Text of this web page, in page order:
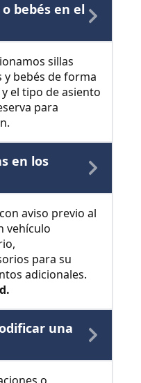
bebés en el
sillas
bebés de forma
el tipo de asiento
para
en los
aviso previo al
vehículo
para su
adicionales.
una